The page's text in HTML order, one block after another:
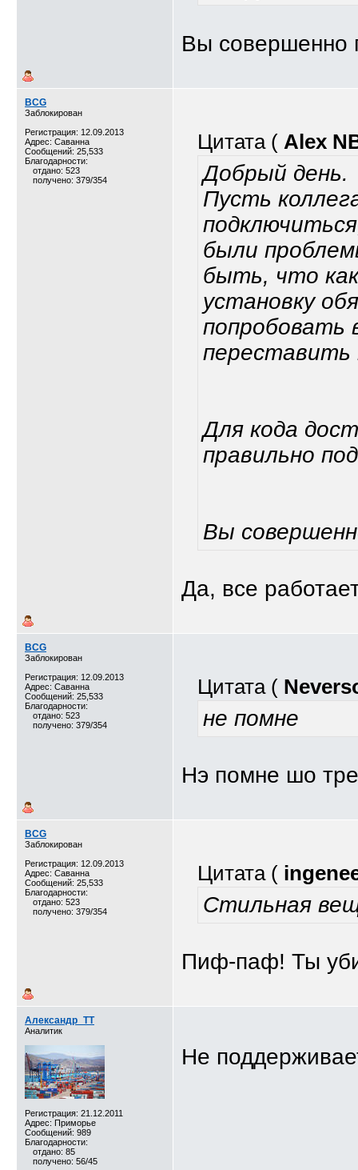
Вы совершенно
BCG
Заблокирован
Регистрация: 12.09.2013
Адрес: Саванна
Сообщений: 25,533
Благодарности:
отдано: 523
получено: 379/354
Цитата ( Alex
Добрый день.
Пусть
были
быть, что
установку
попробовать
переставить
Для кода
правильно
Вы
Да, все
BCG
Заблокирован
Регистрация: 12.09.2013
Адрес: Саванна
Сообщений: 25,533
Благодарности:
отдано: 523
получено: 379/354
Цитата (
не помне
Нэ помне шо
BCG
Заблокирован
Регистрация: 12.09.2013
Адрес: Саванна
Сообщений: 25,533
Благодарности:
отдано: 523
получено: 379/354
Цитата (
Стильная
Пиф-паф! Ты
Александр_TT
Аналитик
Регистрация: 21.12.2011
Адрес: Приморье
Сообщений: 989
Благодарности:
отдано: 85
получено: 56/45
Не